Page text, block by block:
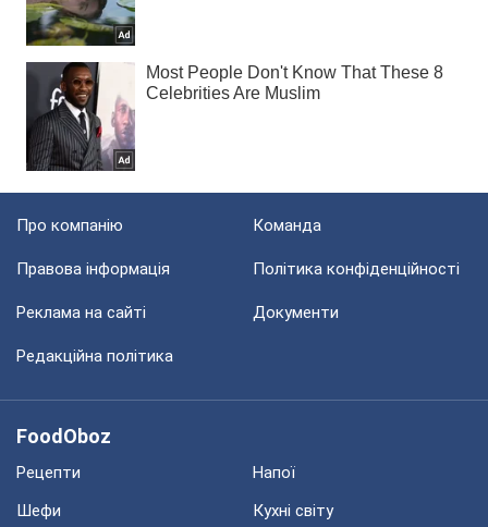
Про компанію Команда
Правова інформація Політика конфіденційності
Реклама на сайті Документи
Редакційна політика
FoodOboz
Рецепти
Напої
Шефи
Кухні світу